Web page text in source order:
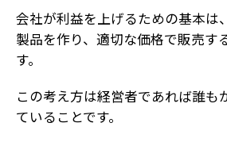
会社が利益を上げるための基本は
製品を作り、適切な価格で販売す
す。
この考え方は経営者であれば誰も
ていることです。